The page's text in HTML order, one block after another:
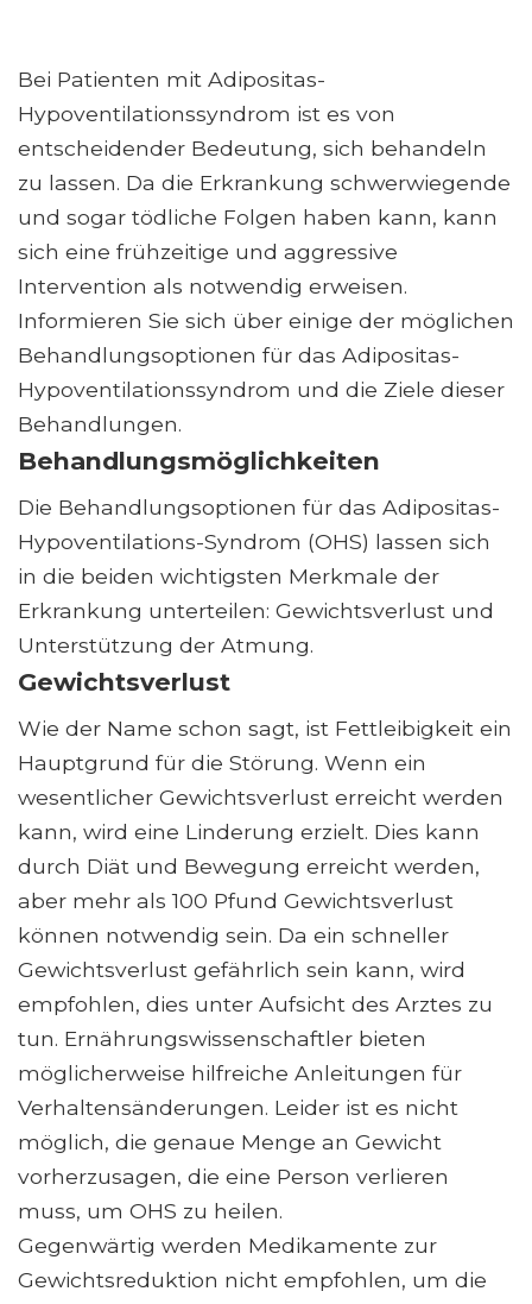
Bei Patienten mit Adipositas-
Hypoventilationssyndrom ist es von
entscheidender Bedeutung, sich behandeln
zu lassen. Da die Erkrankung schwerwiegende
und sogar tödliche Folgen haben kann, kann
sich eine frühzeitige und aggressive
Intervention als notwendig erweisen.
Informieren Sie sich über einige der möglichen
Behandlungsoptionen für das Adipositas-
Hypoventilationssyndrom und die Ziele dieser
Behandlungen.
Behandlungsmöglichkeiten
Die Behandlungsoptionen für das Adipositas-
Hypoventilations-Syndrom (OHS) lassen sich
in die beiden wichtigsten Merkmale der
Erkrankung unterteilen: Gewichtsverlust und
Unterstützung der Atmung.
Gewichtsverlust
Wie der Name schon sagt, ist Fettleibigkeit ein
Hauptgrund für die Störung. Wenn ein
wesentlicher Gewichtsverlust erreicht werden
kann, wird eine Linderung erzielt. Dies kann
durch Diät und Bewegung erreicht werden,
aber mehr als 100 Pfund Gewichtsverlust
können notwendig sein. Da ein schneller
Gewichtsverlust gefährlich sein kann, wird
empfohlen, dies unter Aufsicht des Arztes zu
tun. Ernährungswissenschaftler bieten
möglicherweise hilfreiche Anleitungen für
Verhaltensänderungen. Leider ist es nicht
möglich, die genaue Menge an Gewicht
vorherzusagen, die eine Person verlieren
muss, um OHS zu heilen.
Gegenwärtig werden Medikamente zur
Gewichtsreduktion nicht empfohlen, um die